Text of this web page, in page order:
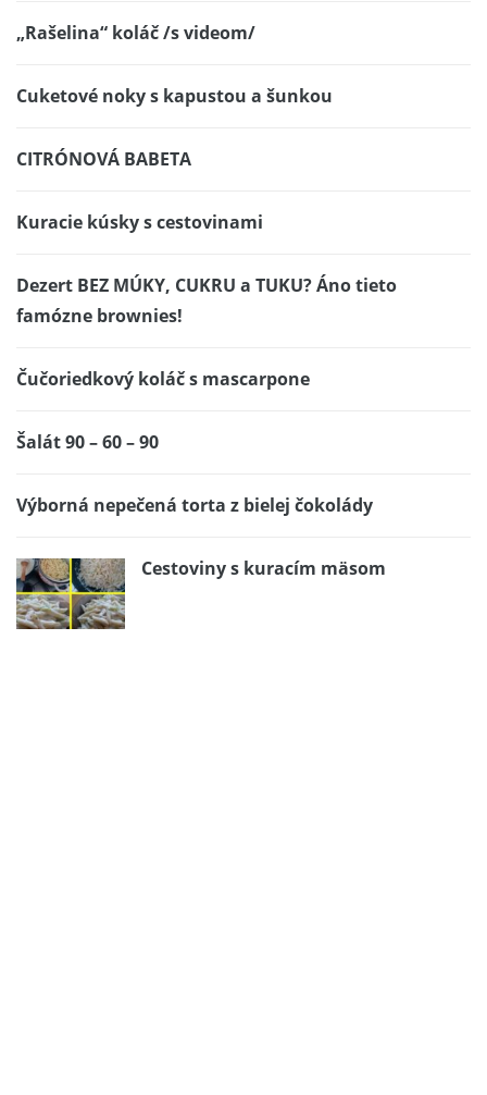
„Rašelina“ koláč /s videom/
Cuketové noky s kapustou a šunkou
CITRÓNOVÁ BABETA
Kuracie kúsky s cestovinami
Dezert BEZ MÚKY, CUKRU a TUKU? Áno tieto
famózne brownies!
Čučoriedkový koláč s mascarpone
Šalát 90 – 60 – 90
Výborná nepečená torta z bielej čokolády
Cestoviny s kuracím mäsom